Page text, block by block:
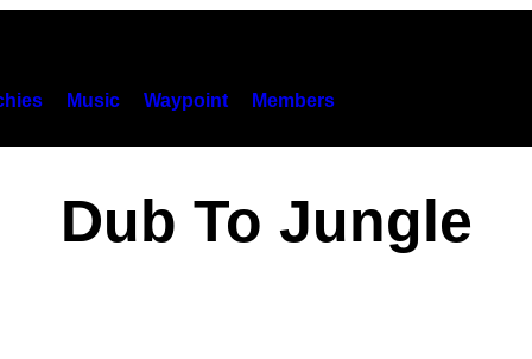
Music Waypoint Members
Dub To Jungle